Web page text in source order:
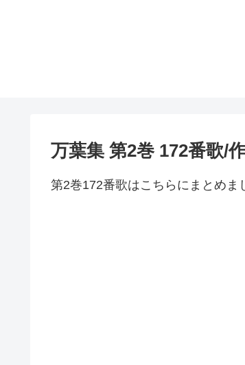
万葉集 第2巻 172番歌/
第2巻172番歌はこちらにまとめま